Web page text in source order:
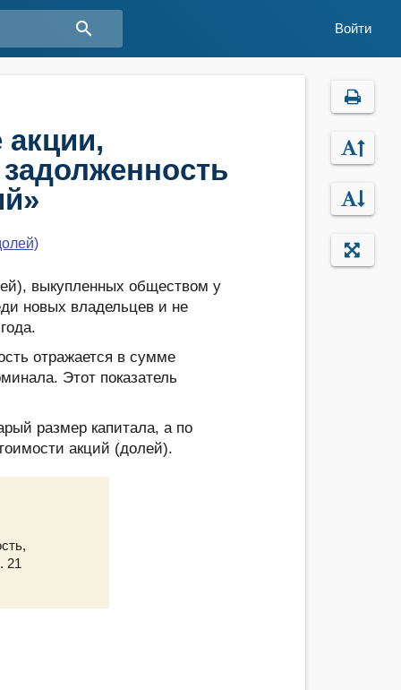
search Войти
выкупленных обществом у
новых владельцев и не
отражается в сумме
Этот показатель
размер капитала, а по
акций (долей).
21